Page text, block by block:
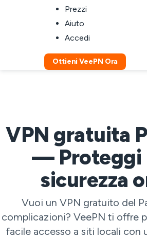
Prezzi
Aiuto
Accedi
Ottieni VeePN Ora
VPN gratuita
— Proteggi
sicurezza
Vuoi un VPN gratuito del
complicazioni? VeePN ti offre
facile accesso a siti locali con